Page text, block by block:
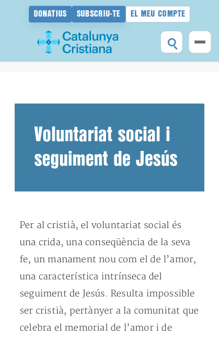
DONATIUS SUBSCRIU-TE EL MEU COMPTE
Voluntariat social i
seguiment de Jesús
Per al cristià, el voluntariat social és
una crida, una conseqüència de la seva
fe, un manament nou com el de l’amor,
una característica intrínseca del
seguiment de Jesús. Resulta impossible
ser cristià, pertànyer a la comunitat que
celebra el memorial de l’amor i de